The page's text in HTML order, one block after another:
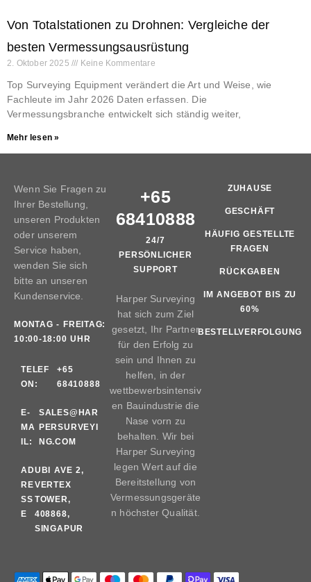
Von Totalstationen zu Drohnen: Vergleiche der
besten Vermessungsausrüstung
2. Oktober 2025 Keine Kommentare
Top Surveying Equipment verändert die Art und Weise, wie
Fachleute im Jahr 2026 Daten erfassen. Die
Vermessungsbranche entwickelt sich ständig weiter,
Mehr lesen »
Wenn Sie Fragen zu
Ihrer Bestellung,
unseren Produkten
oder unserem
Service haben,
wenden Sie sich
bitte an unseren
Kundenservice.
MONTAG - FREITAG:
10:00-18:00 UHR
TELEF
ON:
+65
68410888
E-
MA
IL:
SALES@HAR
PERSURVEYI
NG.COM
AD
RE
SS
E
UBI AVE 2,
VERTEX
TOWER,
408868,
SINGAPUR
+65
68410888
24/7
PERSÖNLICHER
SUPPORT
Harper Surveying
hat sich zum Ziel
gesetzt, Ihr Partner
für den Erfolg zu
sein und Ihnen zu
helfen, in der
wettbewerbsintensiv
en Bauindustrie die
Nase vorn zu
behalten. Wir bei
Harper Surveying
legen Wert auf die
Bereitstellung von
Vermessungsgeräte
n höchster Qualität.
ZUHAUSE
GESCHÄFT
HÄUFIG GESTELLTE
FRAGEN
RÜCKGABEN
IM ANGEBOT BIS ZU
60%
BESTELLVERFOLGUNG